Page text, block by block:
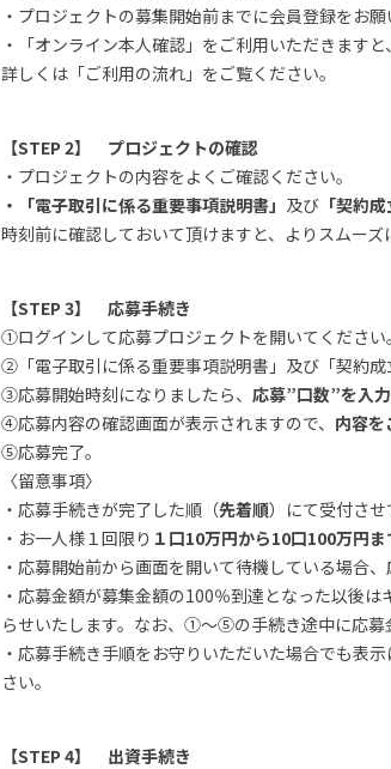
・プロジェクトの募集開始前までに会員登録をお願
・「オンライン本人確認」をご利用いただきます
詳しくは「ご利用の流れ」をご覧ください。
【STEP 2】 プロジェクトの確認
・プロジェクトの内容をよくご確認ください。
・「電子取引に係る重要事項説明書」 及び 「契約
時刻前に確認しておいて頂けますと、よりスムーズ
【STEP 3】 応募手続き
①ログインして応募プロジェクトを開いてください。
②「電子取引に係る重要事項説明書」及び「契約成
③応募開始時刻になりましたら、 応募”口数”を入
④応募内容の確認画面が表示されますので、 内容を
⑤応募完了。
〈留意事項〉
・応募手続きが完了した順（先着順）にて受付させ
・お一人様１回限り １口10万円から10口100万円ま
・応募開始前から画面を開いて待機している場合
・応募金額が募集金額の100％到達となった以後
らせいたします。なお、①～⑤の手続き途中に応募
・応募手続き手順をお守りいただいた場合でも表
さい。
【STEP 4】 出資手続き